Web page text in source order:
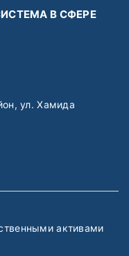
В СФЕРЕ
ул. Хамида
активами